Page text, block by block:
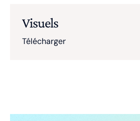
Visuels
Télécharger